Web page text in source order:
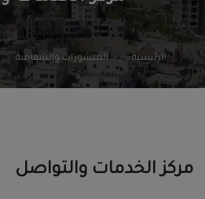
الرئيسية المنشورات والشفافية
مركز الخدمات والتواصل